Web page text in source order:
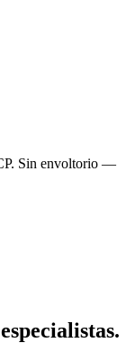
Sin envoltorio —